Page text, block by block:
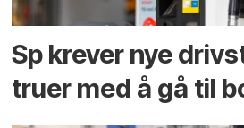
Sp krever nye
truer med å gå til